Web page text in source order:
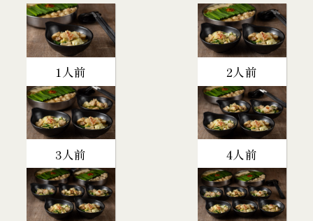
1人前 2人前
3人前 4人前